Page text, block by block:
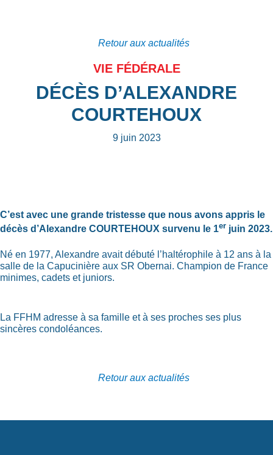
Retour aux actualités
VIE FÉDÉRALE
DÉCÈS D’ALEXANDRE
COURTEHOUX
9 juin 2023
C’est avec une grande tristesse que nous avons appris le
décès d’Alexandre COURTEHOUX survenu le 1er juin 2023.
Né en 1977, Alexandre avait débuté l’haltérophile à 12 ans à la
salle de la Capucinière aux SR Obernai. Champion de France
minimes, cadets et juniors.
La FFHM adresse à sa famille et à ses proches ses plus
sincères condoléances.
Retour aux actualités